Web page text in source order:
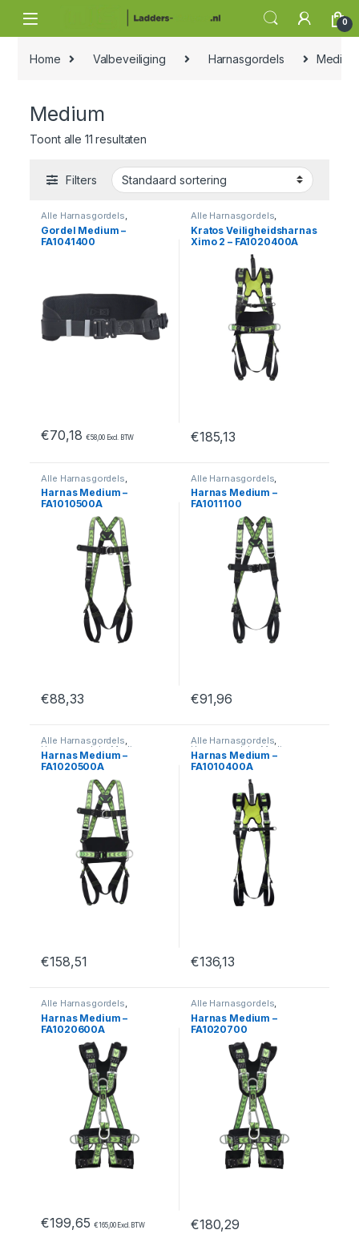
0
Home Valbeveiliging Harnasgordels Medium
Medium
Toont alle 11 resultaten
Filters
Alle Harnasgordels,
Harnasgordels Medium
Valbeveiliging
Gordel Medium –
FA1041400
€70,18 €58,00Excl. BTW
Alle Harnasgordels,
Harnasgordels, Medium
Valbeveiliging
Kratos Veiligheidsharnas
Ximo 2 – FA1020400A
€185,13
Dit product heeft meerdere
Alle Harnasgordels
Harnasgordels Medium
Valbeveiliging
Harnas Medium –
FA1010500A
€88,33
Dit product heeft meerdere variaties. Deze optie kan
Alle Harnasgordels
Harnasgordels Medium
Valbeveiliging
Harnas Medium –
FA1011100
€91,96
Dit product heeft meerdere
Alle Harnasgordels,
Harnasgordels Medium
Valbeveiliging
Harnas Medium –
FA1020500A
€158,51
Dit product heeft meerdere variaties. Deze optie kan
Alle Harnasgordels,
Harnasgordels Medium
Valbeveiliging
Harnas Medium –
FA1010400A
€136,13
Dit product heeft meerdere
Alle Harnasgordels,
Harnasgordels
Valbeveiliging
Harnas Medium –
FA1020600A
€199,65 €165,00Excl. BTW
Alle Harnasgordels,
Harnasgordels
Valbeveiliging
Harnas Medium –
FA1020700
€180,29
Dit product heeft meerdere